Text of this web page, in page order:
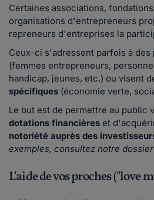
Certaines associations,
organisations d'entrepreneurs
repreneurs d'entreprises la
Ceux-ci s'adressent parfois à des
(femmes entrepreneurs,
handicap, jeunes, etc.) ou visent
spécifiques (économie verte,
Le but est de permettre au public
dotations financières et
notoriété auprès des
exemples, consultez notre
L'aide de vos proches ("love